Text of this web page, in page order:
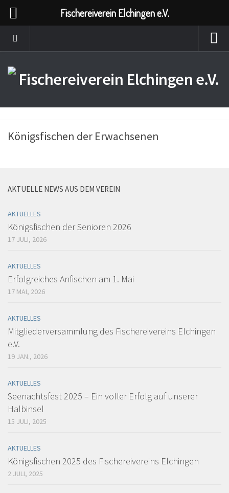
Königsfischen der Erwachsenen
AKTUELLE NEWS AUS DEM VEREIN
AKTUELLES
Königsfischen der Senioren 2026
17 JULI, 2026
AKTUELLES
Erfolgreiches Anfischen am 1. Mai
17 MAI, 2026
AKTUELLES
Mitgliederversammlung des Fischereivereins Elchingen
e.V.
19 JAN., 2026
AKTUELLES
Seenachtsfest 2025 – Ein voller Erfolg auf unserer
Halbinsel
15 JULI, 2025
AKTUELLES
Königsfischen 2025 des Fischereivereins Elchingen
2 JULI, 2025
Fischereiverein Elchingen e.V.